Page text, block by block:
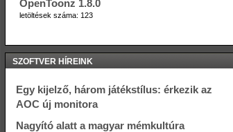
OpenToonz 1.8.0
letöltések száma: 123
SZOFTVER HÍREINK
Egy kijelző, három játékstílus: érkezik az
AOC új monitora
Nagyító alatt a magyar mémkultúra